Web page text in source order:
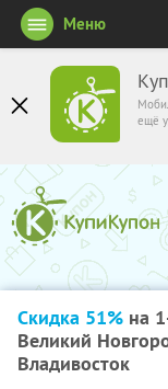
ещё
Меню
Скидка 51% на
Великий
Владивосток